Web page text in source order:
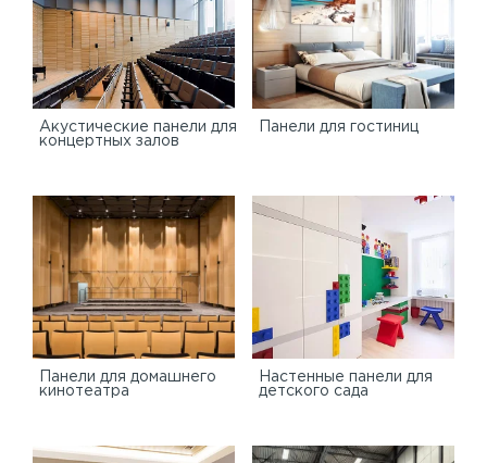
Акустические панели для
концертных залов
Панели для гостиниц
Панели для домашнего
кинотеатра
Настенные панели для
детского сада